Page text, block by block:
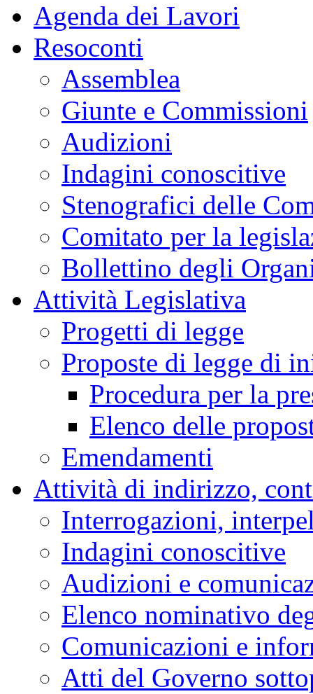
Agenda dei Lavori
Resoconti
Assemblea
Giunte e Commissioni
Audizioni
Indagini conoscitive
Stenografici delle
Comitato per la
Bollettino degli
Attività Legislativa
Progetti di legge
Proposte di legge di
Procedura per la
Elenco delle
Emendamenti
Attività di indirizzo,
Interrogazioni,
Indagini conoscitive
Audizioni e
Elenco nominativo
Comunicazioni e
Atti del Governo